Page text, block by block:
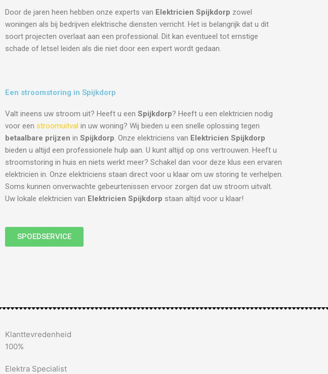
Door de jaren heen hebben onze experts van Elektricien Spijkdorp zowel
woningen als bij bedrijven elektrische diensten verricht. Het is belangrijk dat u dit
soort projecten overlaat aan een professional. Dit kan eventueel tot ernstige
schade of letsel leiden als die niet door een expert wordt gedaan.
Een stroomstoring in Spijkdorp
Valt ineens uw stroom uit? Heeft u een Spijkdorp? Heeft u een elektricien nodig
voor een stroomuitval in uw woning? Wij bieden u een snelle oplossing tegen
betaalbare prijzen in Spijkdorp. Onze elektriciens van Elektricien Spijkdorp
bieden u altijd een professionele hulp aan. U kunt altijd op ons vertrouwen. Heeft u
stroomstoring in huis en niets werkt meer? Schakel dan voor deze klus een ervaren
elektricien in. Onze elektriciens staan direct voor u klaar om uw storing te verhelpen.
Soms kunnen onverwachte gebeurtenissen ervoor zorgen dat uw stroom uitvalt.
Uw lokale elektricien van Elektricien Spijkdorp staan altijd voor u klaar!
SPOEDSERVICE
Klanttevredenheid
100%
Elektra Specialist